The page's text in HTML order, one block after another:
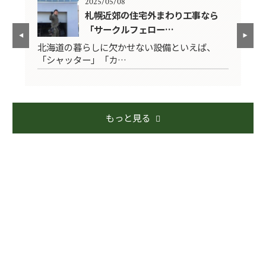
札幌近郊の住宅外まわり工事なら
「サークルフェロー…
北海道の暮らしに欠かせない設備といえば、
「シャッター」「カ…
もっと見る